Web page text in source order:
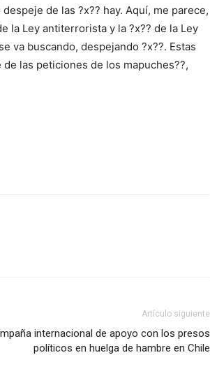
de las ?x?? hay. Aquí, me parece,
la Ley antiterrorista y la ?x?? de la Ley
va buscando, despejando ?x??. Estas
las peticiones de los mapuches??,
Artículo siguiente
internacional de apoyo con los presos
políticos en huelga de hambre en Chile